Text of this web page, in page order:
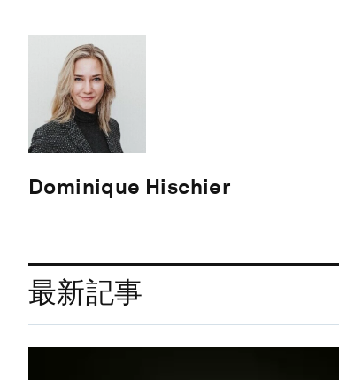
Dominique Hischier
最新記事